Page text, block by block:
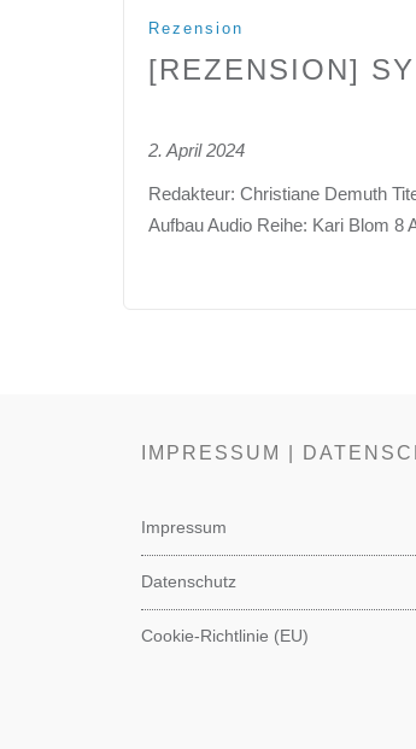
Rezension
[REZENSION]
2. April 2024
Redakteur: Christiane Demuth
Aufbau Audio Reihe: Kari Blom
IMPRESSUM |
Impressum
Datenschutz
Cookie-Richtlinie (EU)